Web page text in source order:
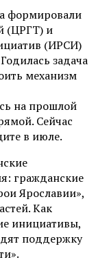
формировали
(ЦРГТ) и
(ИРСИ)
задача
механизм
на прошлой
Сейчас
в июле.
гражданские
Ярославии»,
Как
инициативы,
поддержку